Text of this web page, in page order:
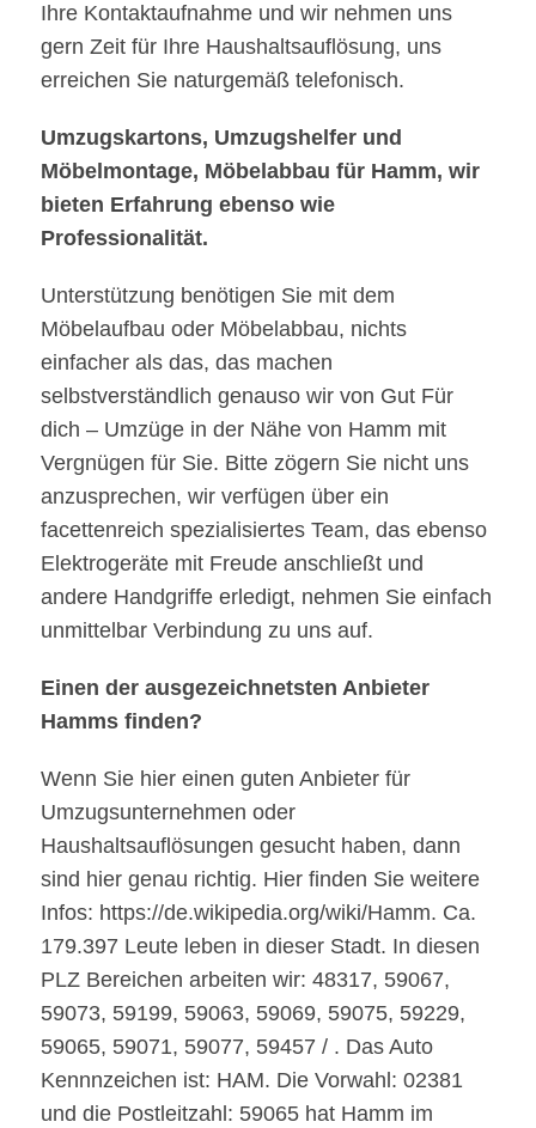
Ihre Kontaktaufnahme und wir nehmen uns
gern Zeit für Ihre Haushaltsauflösung, uns
erreichen Sie naturgemäß telefonisch.
Umzugskartons, Umzugshelfer und
Möbelmontage, Möbelabbau für Hamm, wir
bieten Erfahrung ebenso wie
Professionalität.
Unterstützung benötigen Sie mit dem
Möbelaufbau oder Möbelabbau, nichts
einfacher als das, das machen
selbstverständlich genauso wir von Gut Für
dich – Umzüge in der Nähe von Hamm mit
Vergnügen für Sie. Bitte zögern Sie nicht uns
anzusprechen, wir verfügen über ein
facettenreich spezialisiertes Team, das ebenso
Elektrogeräte mit Freude anschließt und
andere Handgriffe erledigt, nehmen Sie einfach
unmittelbar Verbindung zu uns auf.
Einen der ausgezeichnetsten Anbieter
Hamms finden?
Wenn Sie hier einen guten Anbieter für
Umzugsunternehmen oder
Haushaltsauflösungen gesucht haben, dann
sind hier genau richtig. Hier finden Sie weitere
Infos: https://de.wikipedia.org/wiki/Hamm. Ca.
179.397 Leute leben in dieser Stadt. In diesen
PLZ Bereichen arbeiten wir: 48317, 59067,
59073, 59199, 59063, 59069, 59075, 59229,
59065, 59071, 59077, 59457 / . Das Auto
Kennnzeichen ist: HAM. Die Vorwahl: 02381
und die Postleitzahl: 59065 hat Hamm im